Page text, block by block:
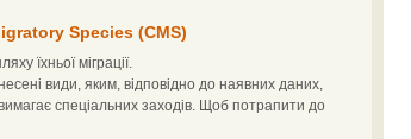
Species (CMS)
їхньої міграції.
види, яким, відповідно до наявних даних,
спеціальних заходів. Щоб потрапити до